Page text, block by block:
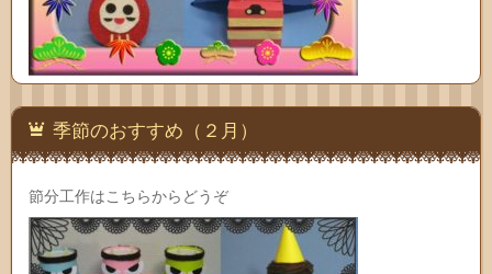
季節のおすすめ（２月）
節分工作はこちらからどうぞ